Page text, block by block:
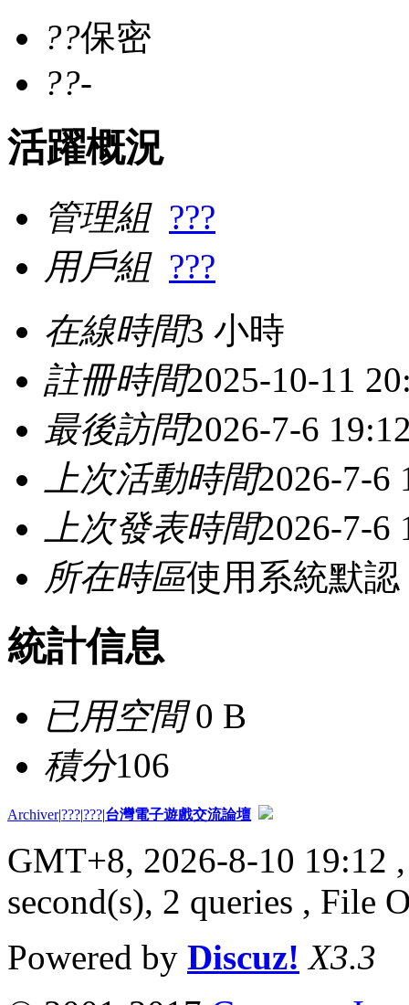
??保密
??-
活躍概況
管理組 ???
用戶組 ???
在線時間3 小時
註冊時間2025-10-11
最後訪問2026-7-6
上次活動時間2026-7-6
上次發表時間2026-7-6
所在時區使用系統默認
統計信息
已用空間0 B
積分106
Archiver|???|???|台灣電子遊戲交流論壇
GMT+8, 2026-8-10 19:12
second(s), 2 queries , File
Powered by Discuz! X3.3